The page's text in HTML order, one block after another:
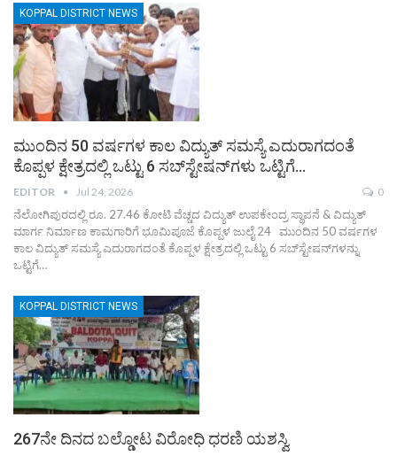
KOPPAL DISTRICT NEWS
ಮುಂದಿನ 50 ವರ್ಷಗಳ ಕಾಲ ವಿದ್ಯುತ್ ಸಮಸ್ಯೆ ಎದುರಾಗದಂತೆ
ಕೊಪ್ಪಳ ಕ್ಷೇತ್ರದಲ್ಲಿ ಒಟ್ಟು 6 ಸಬ್‌ಸ್ಟೇಷನ್‌ಗಳು ಒಟ್ಟಿಗೆ…
EDITOR Jul 24, 2026 0
ನೆಲೋಗಿಪುರದಲ್ಲಿ ರೂ. 27.46 ಕೋಟಿ ವೆಚ್ಚದ ವಿದ್ಯುತ್ ಉಪಕೇಂದ್ರ ಸ್ಥಾಪನೆ & ವಿದ್ಯುತ್
ಮಾರ್ಗ ನಿರ್ಮಾಣ ಕಾಮಗಾರಿಗೆ ಭೂಮಿಪೂಜೆ ಕೊಪ್ಪಳ ಜುಲೈ 24 ಮುಂದಿನ 50 ವರ್ಷಗಳ
ಕಾಲ ವಿದ್ಯುತ್ ಸಮಸ್ಯೆ ಎದುರಾಗದಂತೆ ಕೊಪ್ಪಳ ಕ್ಷೇತ್ರದಲ್ಲಿ ಒಟ್ಟು 6 ಸಬ್‌ಸ್ಟೇಷನ್‌ಗಳನ್ನು
ಒಟ್ಟಿಗೆ…
KOPPAL DISTRICT NEWS
267ನೇ ದಿನದ ಬಲ್ಡೋಟ ವಿರೋಧಿ ಧರಣಿ ಯಶಸ್ವಿ